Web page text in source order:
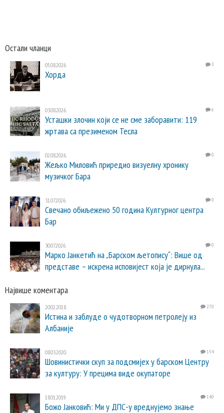
Остали чланци
05.08.2026. 3
Хорда
03.08.2026. 6
Усташки злочин који се не сме заборавити: 119
жртава са презименом Тесла
02.08.2026. 0
Жељко Миловић приредио визуелну хронику
музичког Бара
31.07.2026. 0
Свечано обиљежено 50 година Културног центра
Бар
30.07.2026. 0
Марко Јанкетић на „Барском љетопису“: Више од
представе – искрена исповијест која је дирнула...
Највише коментара
20.02.2018. 270
Истина и заблуде о чудотворном петролеју из
Албаније
08.03.2020. 154
Шовинистички скуп за подсмијех у барском Центру
за културу: У прецима виде окупаторе
18.01.2019. 140
Божо Јанковић: Ми у ДПС-у вреднујемо знање